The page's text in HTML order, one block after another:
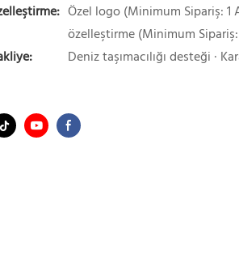
Özel logo (Minimum Sipariş: 1
özelleştirme (Minimum
Deniz taşımacılığı desteği ·